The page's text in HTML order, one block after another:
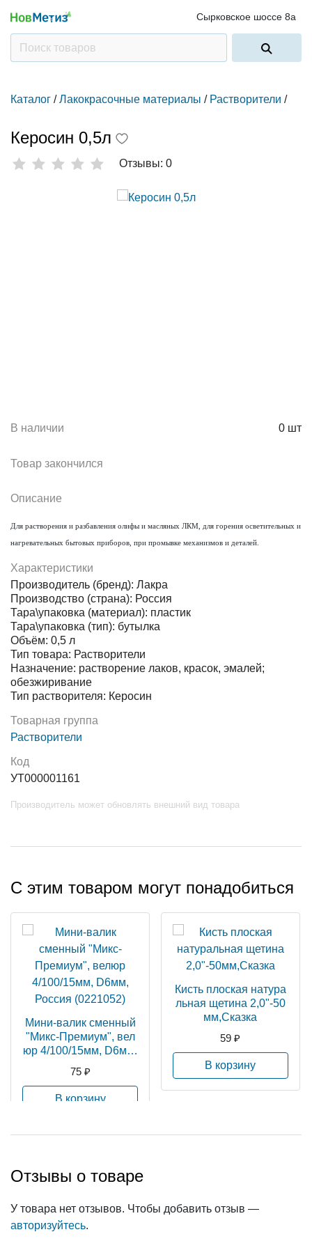
Сырковское шоссе 8а
Каталог / Лакокрасочные материалы / Растворители /
Керосин 0,5л
Отзывы: 0
В наличии 0 шт
Товар закончился
Описание
Для растворения и разбавления олифы и масляных ЛКМ, для горения осветительных и
нагревательных бытовых приборов, при промывке механизмов и деталей.
Характеристики
Производитель (бренд): Лакра
Производство (страна): Россия
Тара\упаковка (материал): пластик
Тара\упаковка (тип): бутылка
Объём: 0,5 л
Тип товара: Растворители
Назначение: растворение лаков, красок, эмалей;
обезжиривание
Тип растворителя: Керосин
Товарная группа
Растворители
Код
УТ000001161
Производитель может обновлять внешний вид товара
С этим товаром могут понадобиться
Мини-валик сменный
"Микс-Премиум", вел
юр 4/100/15мм, D6мм,
75 ₽
В корзину
Кисть плоская натура
льная щетина 2,0"-50
мм,Сказка
59 ₽
В корзину
Отзывы о товаре
У товара нет отзывов. Чтобы добавить отзыв —
авторизуйтесь.